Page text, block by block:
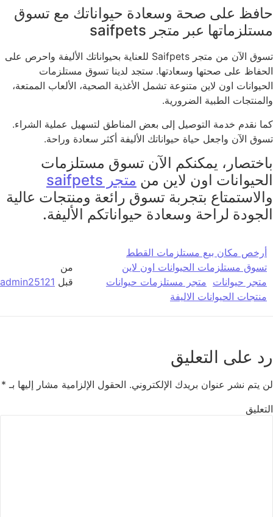
حافظ على صحة وسعادة حيواناتك مع تسوق
مستلزماتها عبر متجر saifpets
تسوق الآن من متجر Saifpets للعناية بحيواناتك الأليفة واحرص على
الحفاظ على صحتها وسعادتها. ستجد لدينا تسوق مستلزمات
الحيوانات اون لاين متنوعة تشمل الأغذية الصحية، الألعاب الممتعة،
والمنتجات الطبية الضرورية.
كما نقدم خدمة التوصيل إلى بعض المناطق لتسهيل عملية الشراء.
تسوق الآن واجعل حياة حيواناتك الأليفة أكثر سعادة وراحة.
باختصار، يمكنكم الآن تسوق مستلزمات
الحيوانات اون لاين من متجر saifpets
والاستمتاع بتجربة تسوق رائعة ومنتجات عالية
الجودة لراحة وسعادة حيواناتكم الأليفة.
أرخص مكان بيع مستلزمات القطط
تسوق مستلزمات الحيوانات اون لاين
متجر حيوانات متجر مستلزمات حيوانات
منتجات الحيوانات الاليفة
من
قبل admin25121
رد على التعليق
لن يتم نشر عنوان بريدك الإلكتروني. الحقول الإلزامية مشار إليها بـ *
التعليق